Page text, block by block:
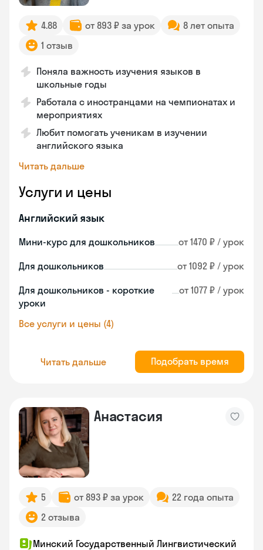
4.88 от 893 ₽ за урок
8 лет опыта
1 отзыв
Поняла важность изучения языков в
школьные годы
Работала с иностранцами на чемпионатах и
мероприятиях
Любит помогать ученикам в изучении
английского языка
Читать дальше
Услуги и цены
Английский язык
Мини-курс для дошкольников от 1470 ₽ / урок
Для дошкольников от 1092 ₽ / урок
Для дошкольников - короткие
уроки
от 1077 ₽ / урок
Все услуги и цены (4)
Читать дальше Подобрать время
Анастасия
5 от 893 ₽ за урок
22 года опыта
2 отзыва
Минский Государственный Лингвистический